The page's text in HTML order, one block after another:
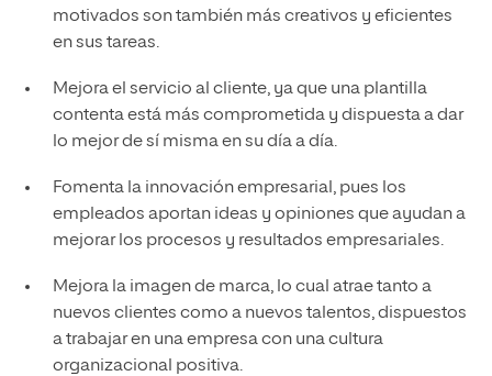
motivados son también más creativos y eficientes
en sus tareas.
Mejora el servicio al cliente, ya que una plantilla
contenta está más comprometida y dispuesta a dar
lo mejor de sí misma en su día a día.
Fomenta la innovación empresarial, pues los
empleados aportan ideas y opiniones que ayudan a
mejorar los procesos y resultados empresariales.
Mejora la imagen de marca, lo cual atrae tanto a
nuevos clientes como a nuevos talentos, dispuestos
a trabajar en una empresa con una cultura
organizacional positiva.